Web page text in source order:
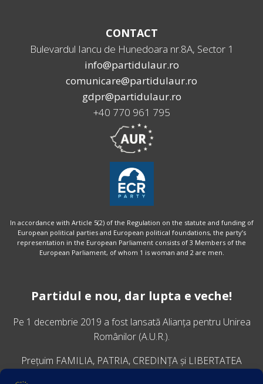
CONTACT
Bulevardul Iancu de Hunedoara nr.8A, Sector 1
info@partidulaur.ro
comunicare@partidulaur.ro
gdpr@partidulaur.ro
+40 770 961 795
In accordance with Article 5(2) of the Regulation on the statute and funding of
European political parties and European political foundations, the party’s
representation in the European Parliament consists of 3 Members of the
European Parliament, of whom 1 is woman and 2 are men.
Partidul e nou, dar lupta e veche!
Pe 1 decembrie 2019 a fost lansatăAlianța pentru Unirea
Românilor (A.U.R.).
Prețuim FAMILIA, PATRIA, CREDINȚA și LIBERTATEA